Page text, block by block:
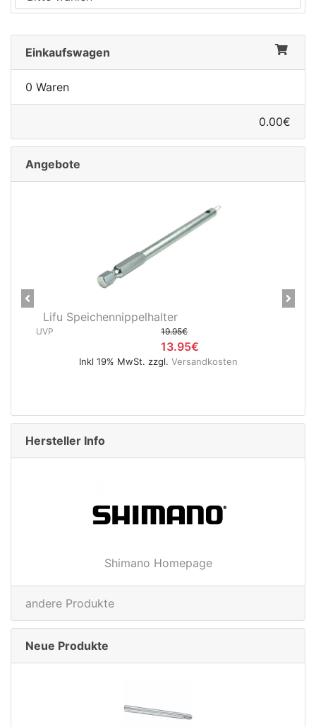
Einkaufswagen
0 Waren
0.00€
Angebote
CNC Kerzensattelstütze 26,0 x
400 mm verchromt
5.95€
4.95€
Previous Next
Hersteller Info
Shimano Homepage
andere Produkte
Neue Produkte